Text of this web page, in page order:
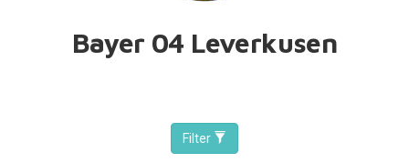
Bayer 04 Leverkusen
Filter